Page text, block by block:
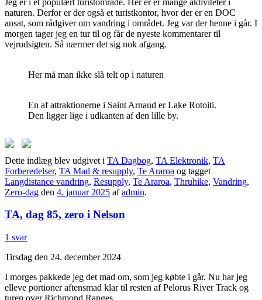
naturen. Derfor er der også et turistkontor, hvor der er en DOC
ansat, som rådgiver om vandring i området. Jeg var der henne i går. I
morgen tager jeg en tur til og får de nyeste kommentarer til
vejrudsigten. Så nærmer det sig nok afgang.
Her må man ikke slå telt op i naturen
En af attraktionerne i Saint Arnaud er Lake Rotoiti.
Den ligger lige i udkanten af den lille by.
Dette indlæg blev udgivet i TA Dagbog, TA Elektronik, TA
Forberedelser, TA Mad & resupply, Te Araroa og tagget
Langdistance vandring, Resupply, Te Araroa, Thruhike, Vandring,
Zero-dag den 4. januar 2025 afadmin.
TA, dag 85, zero i Nelson
1 svar
Tirsdag den 24. december 2024
I morges pakkede jeg det mad om, som jeg købte i går. Nu har jeg
elleve portioner aftensmad klar til resten af Pelorus River Track og